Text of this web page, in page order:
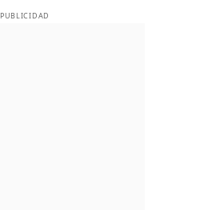
PUBLICIDAD